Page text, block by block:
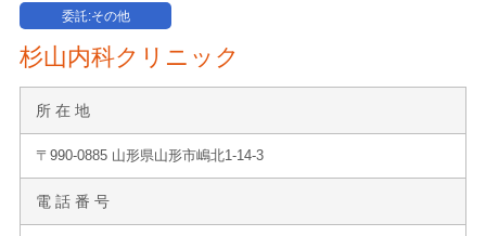
委託:その他
杉山内科クリニック
所 在 地
〒990-0885 山形県山形市嶋北1-14-3
電 話 番 号